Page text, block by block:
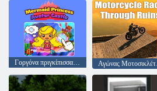
Γοργόνα πριγκίπισσα Avater Castle Αγώνας